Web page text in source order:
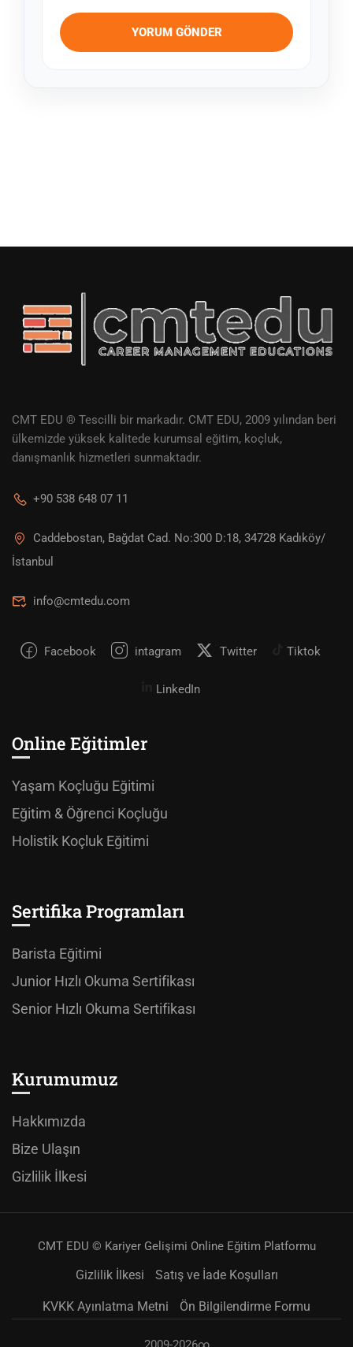
CMT EDU ® Tescilli bir markadır. CMT EDU, 2009 yılından beri
ülkemizde yüksek kalitede kurumsal eğitim, koçluk,
danışmanlık hizmetleri sunmaktadır.
+90 538 648 07 11
Caddebostan, Bağdat Cad. No:300 D:18, 34728 Kadıköy/
İstanbul
info@cmtedu.com
Facebook intagram Twitter Tiktok
LinkedIn
Online Eğitimler
Yaşam Koçluğu Eğitimi
Eğitim & Öğrenci Koçluğu
Holistik Koçluk Eğitimi
Sertifika Programları
Barista Eğitimi
Junior Hızlı Okuma Sertifikası
Senior Hızlı Okuma Sertifikası
Kurumumuz
Hakkımızda
Bize Ulaşın
Gizlilik İlkesi
CMT EDU © Kariyer Gelişimi Online Eğitim Platformu
Gizlilik İlkesi Satış ve İade Koşulları
KVKK Ayınlatma Metni Ön Bilgilendirme Formu